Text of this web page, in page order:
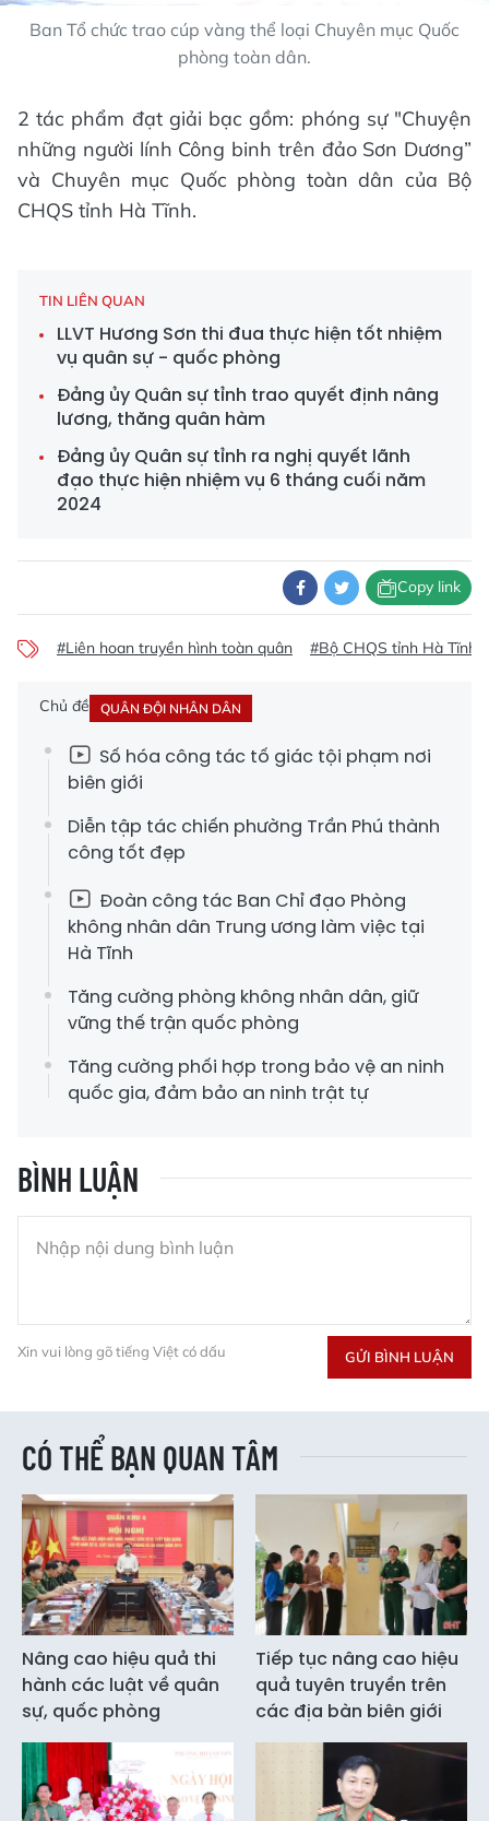
Ban Tổ chức trao cúp vàng thể loại Chuyên mục Quốc
phòng toàn dân.
2 tác phẩm đạt giải bạc gồm: phóng sự "Chuyện
những người lính Công binh trên đảo Sơn Dương”
và Chuyên mục Quốc phòng toàn dân của Bộ
CHQS tỉnh Hà Tĩnh.
TIN LIÊN QUAN
LLVT Hương Sơn thi đua thực hiện tốt nhiệm
vụ quân sự - quốc phòng
Đảng ủy Quân sự tỉnh trao quyết định nâng
lương, thăng quân hàm
Đảng ủy Quân sự tỉnh ra nghị quyết lãnh
đạo thực hiện nhiệm vụ 6 tháng cuối năm
2024
Copy link
#Liên hoan truyền hình toàn quân #Bộ CHQS tỉnh Hà Tĩnh
Chủ đề QUÂN ĐỘI NHÂN DÂN
Số hóa công tác tố giác tội phạm nơi
biên giới
Diễn tập tác chiến phường Trần Phú thành
công tốt đẹp
Đoàn công tác Ban Chỉ đạo Phòng
không nhân dân Trung ương làm việc tại
Hà Tĩnh
Tăng cường phòng không nhân dân, giữ
vững thế trận quốc phòng
Tăng cường phối hợp trong bảo vệ an ninh
quốc gia, đảm bảo an ninh trật tự
BÌNH LUẬN
Xin vui lòng gõ tiếng Việt có dấu GỬI BÌNH LUẬN
CÓ THỂ BẠN QUAN TÂM
Nâng cao hiệu quả thi
hành các luật về quân
sự, quốc phòng
Tiếp tục nâng cao hiệu
quả tuyên truyền trên
các địa bàn biên giới